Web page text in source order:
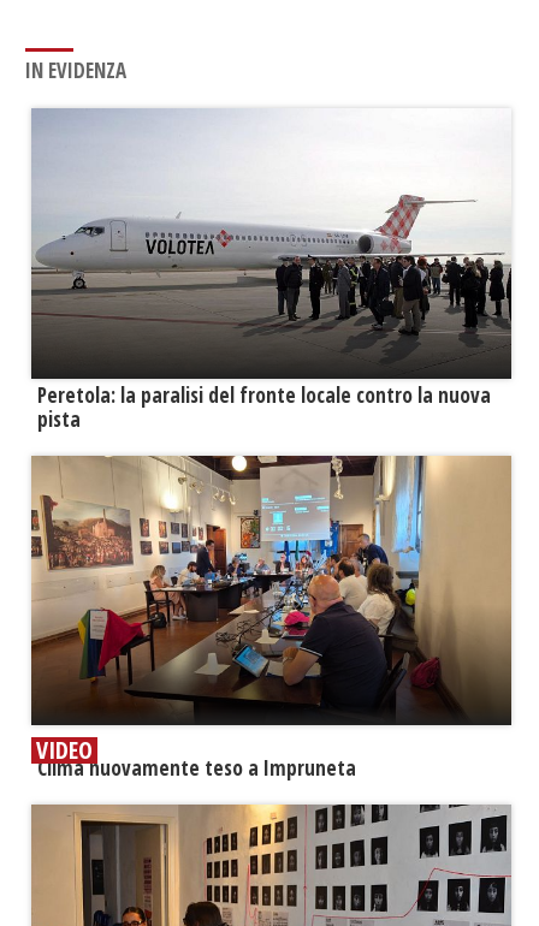
IN EVIDENZA
Peretola: la paralisi del fronte locale contro la nuova
pista
VIDEO
​Clima nuovamente teso a Impruneta